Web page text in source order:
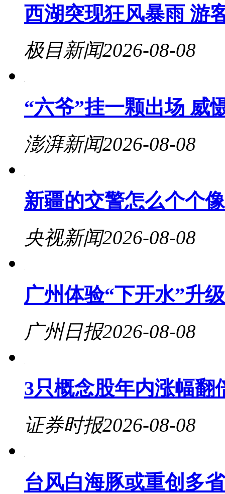
西湖突现狂风暴雨 游
极目新闻2026-08-08
“六爷”挂一颗出场 威
澎湃新闻2026-08-08
新疆的交警怎么个个
央视新闻2026-08-08
广州体验“下开水”升
广州日报2026-08-08
3只概念股年内涨幅翻
证券时报2026-08-08
台风白海豚或重创多